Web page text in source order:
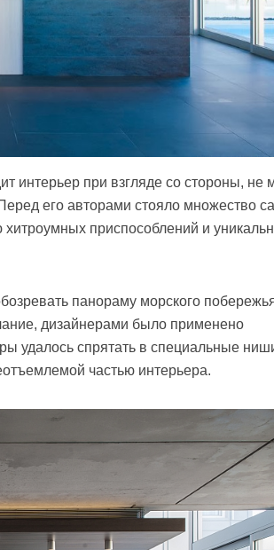
интерьер при взгляде со стороны, не
его авторами стояло множество
приспособлений и
панораму морского
дизайнерами было применено
удалось спрятать в специальные
частью интерьера.